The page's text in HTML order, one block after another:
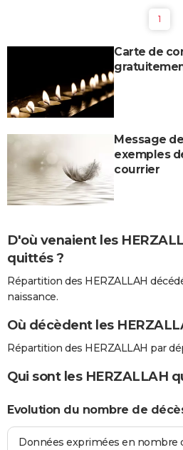
1
Carte de
Message
exemples
courrier
D'où venaient les
quittés ?
Répartition des HERZALLAH
naissance.
Où décèdent les
Répartition des HERZALLAH par
Qui sont les HERZALLAH
Evolution du nombre de
Données exprimées en nombre